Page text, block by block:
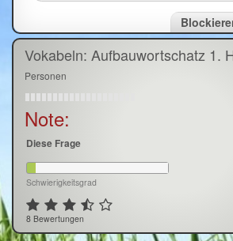
Vokabeln: Aufbauwortschatz 1.
Personen
Note:
Diese Frage
Schwierigkeitsgrad
8 Bewertungen